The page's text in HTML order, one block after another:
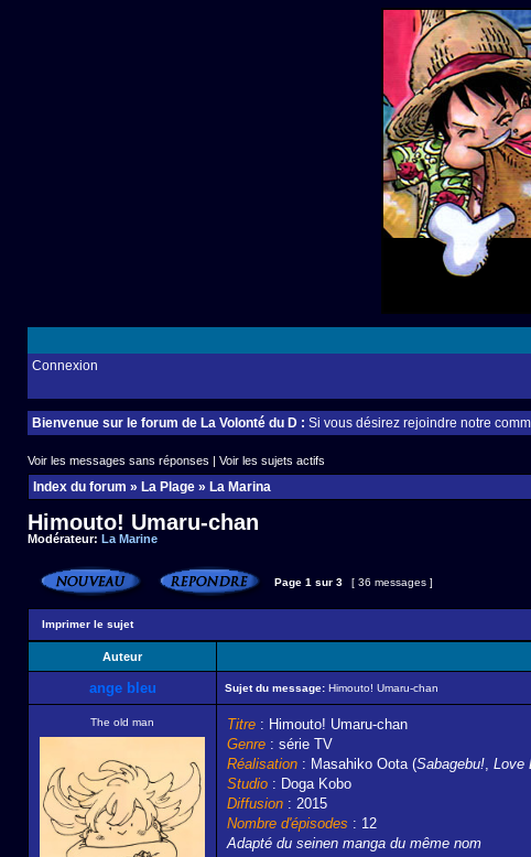
Connexion
Bienvenue sur le forum de La Volonté du D : Si vous désirez rejoindre notre
Voir les messages sans réponses | Voir les sujets actifs
Index du forum » La Plage » La Marina
Himouto! Umaru-chan
Modérateur: La Marine
Page 1 sur 3 [ 36 messages ]
Imprimer le sujet
Auteur
ange bleu Sujet du message: Himouto! Umaru-chan
The old man Titre : Himouto! Umaru-chan
Genre : série TV
Réalisation : Masahiko Oota (Sabagebu!, Love
Studio : Doga Kobo
Diffusion : 2015
Nombre d'épisodes : 12
Adapté du seinen manga du même nom